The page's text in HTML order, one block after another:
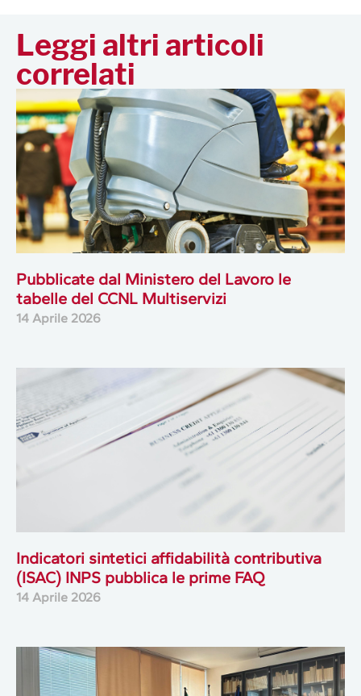
Leggi altri articoli
correlati
Pubblicate dal Ministero del Lavoro le
tabelle del CCNL Multiservizi
14 Aprile 2026
Indicatori sintetici affidabilità contributiva
(ISAC) INPS pubblica le prime FAQ
14 Aprile 2026